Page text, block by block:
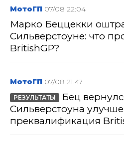
МотоГП 07/08 22:04
Марко Беццекки
Сильверстоуне: что
BritishGP?
МотоГП 07/08 21:47
РЕЗУЛЬТАТЫ
Бец
Сильверстоуна
преквалификация